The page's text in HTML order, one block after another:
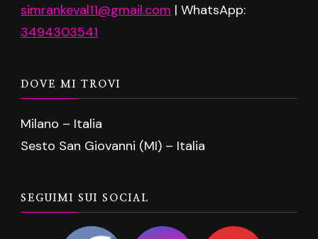
simrankeval11@gmail.com | WhatsApp:
3494303541
DOVE MI TROVI
Milano – Italia
Sesto San Giovanni (MI) – Italia
SEGUIMI SUI SOCIAL